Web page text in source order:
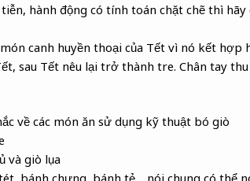
hành động có tính toán chặt chẽ thì
canh huyền thoại của Tết vì nó kết hợp
sau Tết nêu lại trở thành tre. Chân tay
về các món ăn sử dụng kỹ thuật bó giò
và giò lụa
bánh chưng, bánh tẻ… nói chung có thể